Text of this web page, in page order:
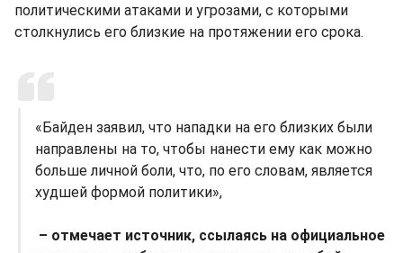
политическими атаками и угрозами, с которыми
столкнулись его близкие на протяжении его срока.
«Байден заявил, что нападки на его близких были
направлены на то, чтобы нанести ему как можно
больше личной боли, что, по его словам, является
худшей формой политики»,
– отмечает источник, ссылаясь на официальное